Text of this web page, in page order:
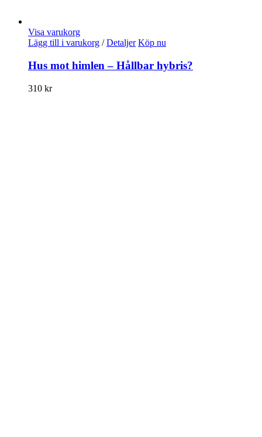
Visa varukorg
Lägg till i varukorg / Detaljer Köp nu
Hus mot himlen – Hållbar hybris?
310 kr